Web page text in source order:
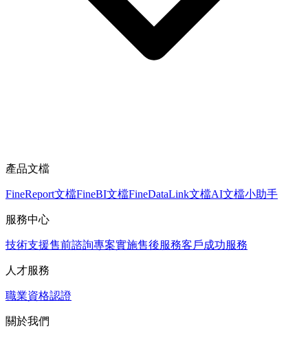
產品文檔
FineReport文檔FineBI文檔FineDataLink文檔AI文檔小助手
服務中心
技術支援售前諮詢專案實施售後服務客戶成功服務
人才服務
職業資格認證
關於我們